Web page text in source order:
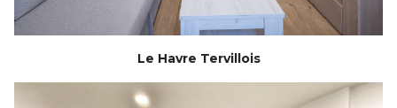
Le Havre Tervillois